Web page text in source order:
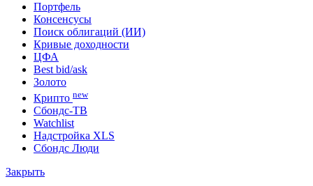
Портфель
Консенсусы
Поиск облигаций (ИИ)
Кривые доходности
ЦФА
Best bid/ask
Золото
Крипто new
Сбондс-ТВ
Watchlist
Надстройка XLS
Сбондс Люди
Закрыть